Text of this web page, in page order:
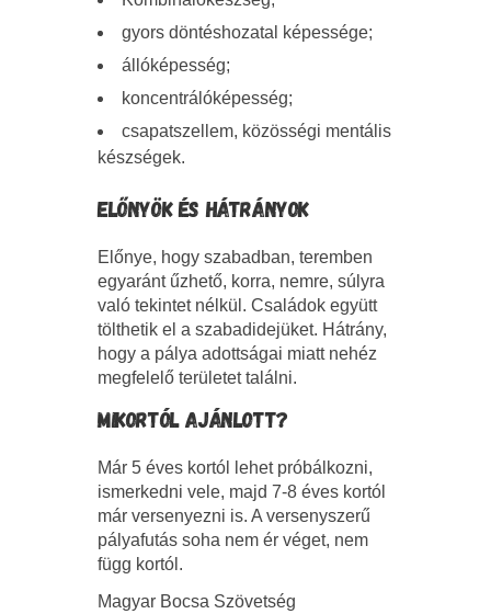
gyors döntéshozatal képessége;
állóképesség;
koncentrálóképesség;
csapatszellem, közösségi mentális
készségek.
ELŐNYÖK ÉS HÁTRÁNYOK
Előnye, hogy szabadban, teremben
egyaránt űzhető, korra, nemre, súlyra
való tekintet nélkül. Családok együtt
tölthetik el a szabadidejüket. Hátrány,
hogy a pálya adottságai miatt nehéz
megfelelő területet találni.
MIKORTÓL AJÁNLOTT?
Már 5 éves kortól lehet próbálkozni,
ismerkedni vele, majd 7-8 éves kortól
már versenyezni is. A versenyszerű
pályafutás soha nem ér véget, nem
függ kortól.
Magyar Bocsa Szövetség